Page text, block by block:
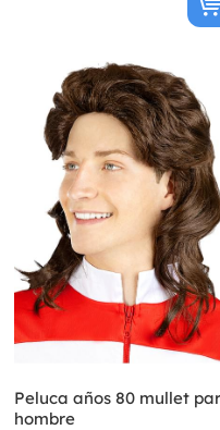
Peluca años 80 mullet
hombre